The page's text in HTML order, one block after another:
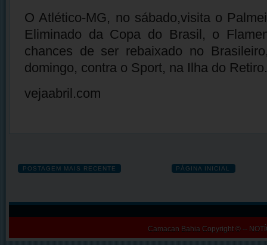
O Atlético-MG, no sábado,visita o
Eliminado da Copa do Brasil, o
chances de ser rebaixado no
domingo, contra o Sport, na Ilha do Retiro.
vejaabril.com
POSTAGEM MAIS RECENTE PÁGINA INICIAL
Camacan Bahia Copyright © --